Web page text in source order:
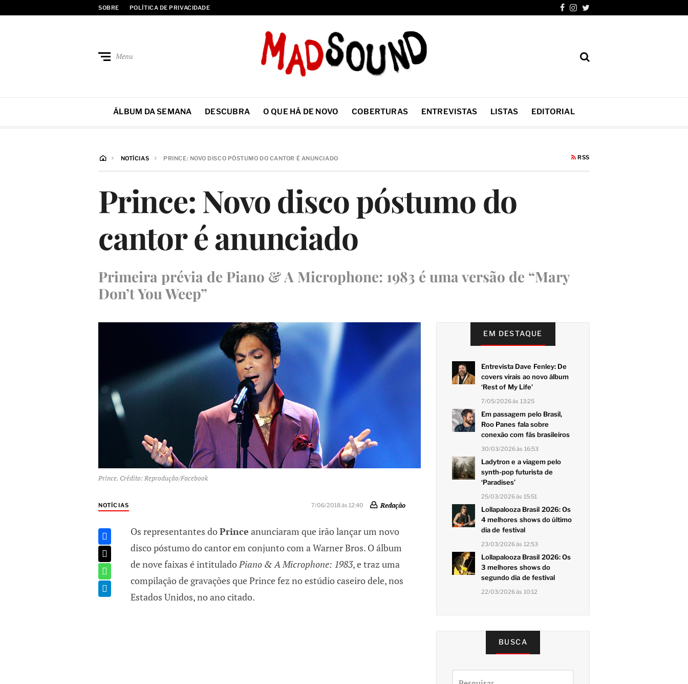
SOBRE POLÍTICA DE PRIVACIDADE
Menu
ÁLBUM DA SEMANA DESCUBRA O QUE HÁ DE NOVO COBERTURAS ENTREVISTAS LISTAS EDITORIAL
NOTÍCIAS PRINCE: NOVO DISCO PÓSTUMO DO CANTOR É ANUNCIADO RSS
Prince: Novo disco póstumo do
cantor é anunciado
Primeira prévia de Piano & A Microphone: 1983 é uma versão de “Mary
Don’t You Weep”
Prince. Crédito: Reprodução/Facebook
NOTÍCIAS 7/06/2018 às 12:40 Redação
Os representantes doPrince anunciaram que irão lançar um novo
disco póstumo do cantor em conjunto com a Warner Bros. O álbum
de nove faixas é intituladoPiano & A Microphone: 1983, e traz uma
compilação de gravações que Prince fez no estúdio caseiro dele, nos
Estados Unidos, no ano citado.
EM DESTAQUE
Entrevista Dave Fenley: De
covers virais ao novo álbum
‘Rest of My Life’
7/05/2026 às 13:25
Em passagem pelo Brasil,
Roo Panes fala sobre
conexão com fãs brasileiros
30/03/2026 às 16:53
Ladytron e a viagem pelo
synth-pop futurista de
‘Paradises’
25/03/2026 às 15:51
Lollapalooza Brasil 2026: Os
4 melhores shows do último
dia de festival
23/03/2026 às 12:53
Lollapalooza Brasil 2026: Os
3 melhores shows do
segundo dia de festival
22/03/2026 às 10:12
BUSCA